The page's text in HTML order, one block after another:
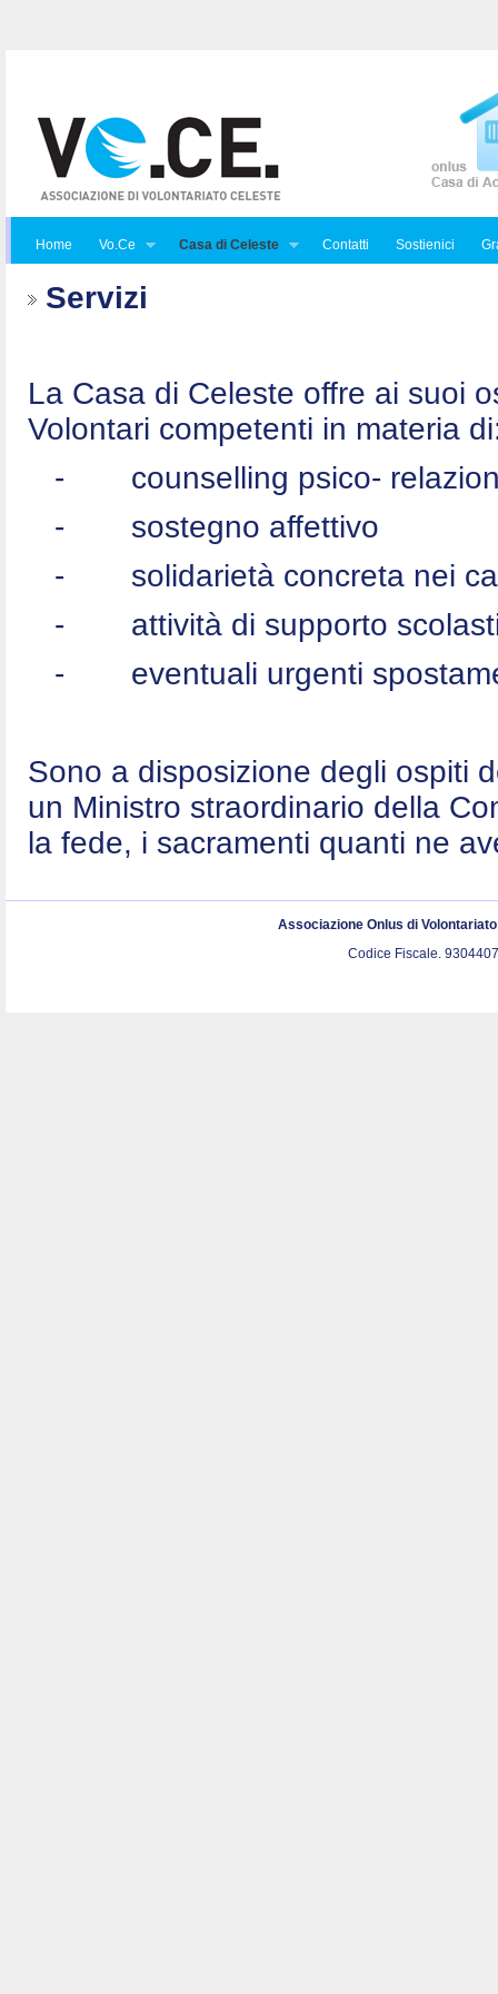
Home Vo.Ce Casa di Celeste Contatti Sostienici
Servizi
La Casa di Celeste offre ai suoi
Volontari competenti in materia
-
counselling psico-
-
sostegno affettivo
-
solidarietà concreta nei
-
attività di supporto
-
eventuali urgenti
Sono a disposizione degli ospiti
un Ministro straordinario della
la fede, i sacramenti quanti ne
Associazione Onlus di
Codice Fiscale.